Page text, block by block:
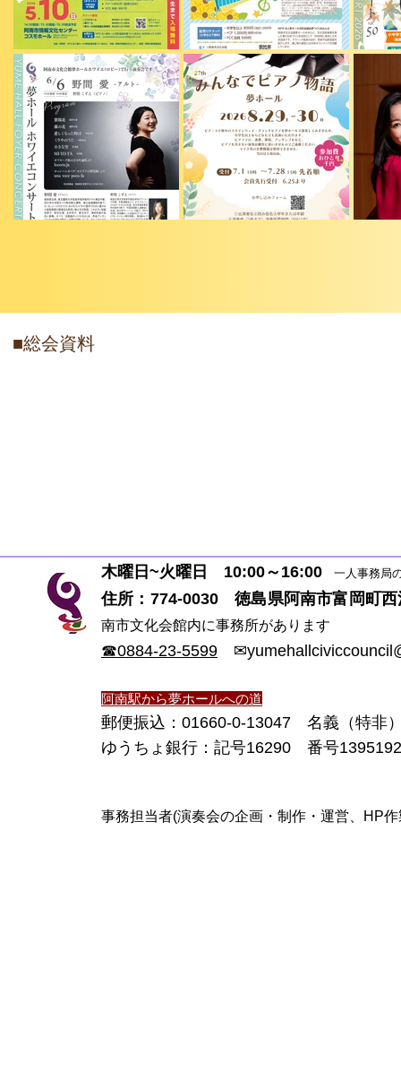
■総会資料
木曜日~火曜日 10:00～16:00 一人事務局
住所：774-0030 徳島県阿南市富岡町
南市文化会館内に事務所があります
☎0884-23-5599 ✉
阿南駅から夢ホールへの道
郵便振込：01660-0-13047 名義（特非
ゆうちょ銀行：記号16290 番号
事務担当者(演奏会の企画・制作・運営、HP